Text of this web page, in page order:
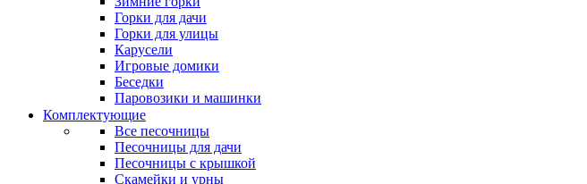
Горки для дачи
Горки для улицы
Карусели
Игровые домики
Беседки
Паровозики и машинки
Комплектующие
Все песочницы
Песочницы для дачи
Песочницы с крышкой
Скамейки и урны